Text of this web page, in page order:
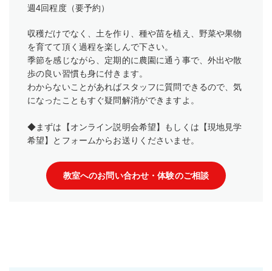
週4回程度（要予約）
収穫だけでなく、土を作り、種や苗を植え、野菜や果物
を育てて頂く過程を楽しんで下さい。
季節を感じながら、定期的に農園に通う事で、外出や散
歩の良い習慣も身に付きます。
わからないことがあればスタッフに質問できるので、気
になったこともすぐ疑問解消ができますよ。
◆まずは【オンライン説明会希望】もしくは【現地見学
希望】とフォームからお送りくださいませ。
教室へのお問い合わせ・体験のご相談